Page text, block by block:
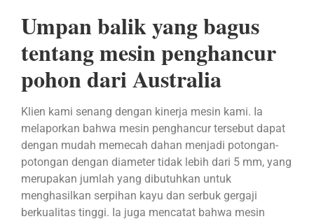
Umpan balik yang bagus
tentang mesin penghancur
pohon dari Australia
Klien kami senang dengan kinerja mesin kami. Ia
melaporkan bahwa mesin penghancur tersebut dapat
dengan mudah memecah dahan menjadi potongan-
potongan dengan diameter tidak lebih dari 5 mm, yang
merupakan jumlah yang dibutuhkan untuk
menghasilkan serpihan kayu dan serbuk gergaji
berkualitas tinggi. Ia juga mencatat bahwa mesin